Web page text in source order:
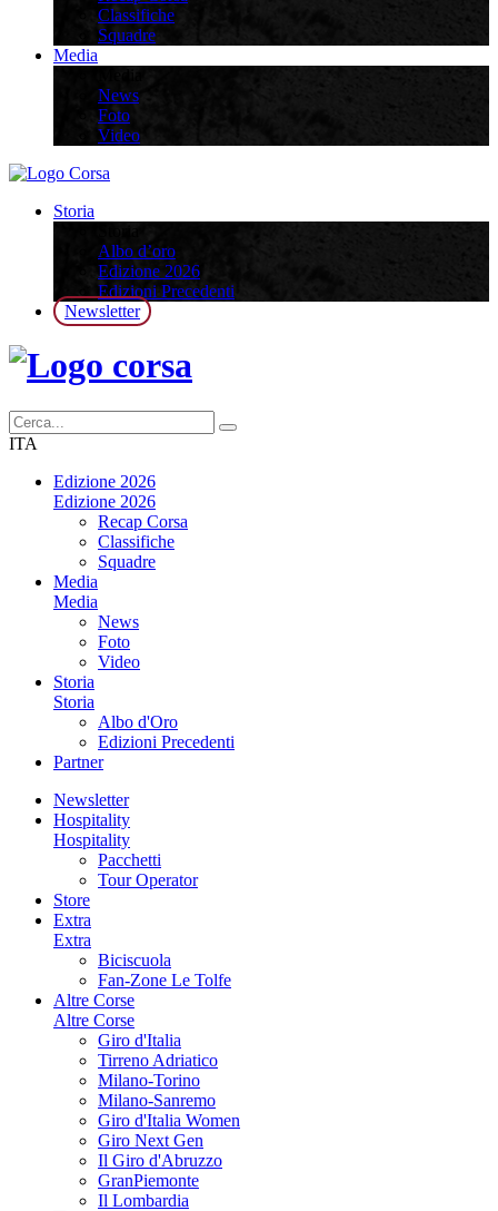
Classifiche
Squadre
Media
News
Foto
Video
Storia
Albo d’oro
Edizione 2026
Edizioni Precedenti
Newsletter
ITA
Edizione 2026
Edizione 2026
Recap Corsa
Classifiche
Squadre
Media
Media
News
Foto
Video
Storia
Storia
Albo d'Oro
Edizioni Precedenti
Partner
Newsletter
Hospitality
Hospitality
Pacchetti
Tour Operator
Store
Extra
Extra
Biciscuola
Fan-Zone Le Tolfe
Altre Corse
Altre Corse
Giro d'Italia
Tirreno Adriatico
Milano-Torino
Milano-Sanremo
Giro d'Italia Women
Giro Next Gen
Il Giro d'Abruzzo
GranPiemonte
Il Lombardia